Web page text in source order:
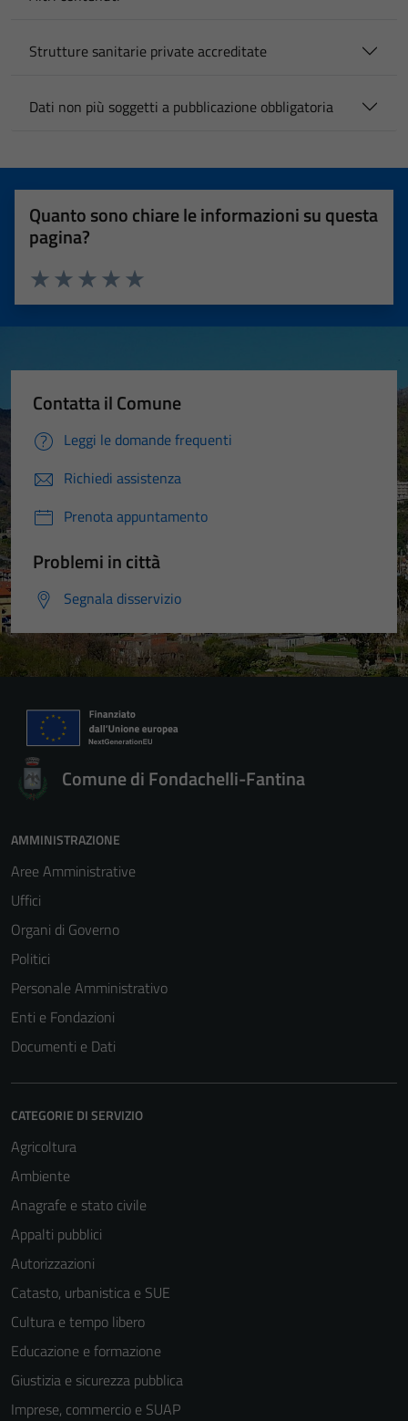
Strutture sanitarie private accreditate
Dati non più soggetti a pubblicazione obbligatoria
Quanto sono chiare le informazioni su questa
pagina?
Valuta 5 stelle su 5
Valuta 4 stelle su 5
Valuta 3 stelle su 5
Valuta 2 stelle su 5
Valuta 1 stelle su 5
Contatta il Comune
Leggi le domande frequenti
Richiedi assistenza
Prenota appuntamento
Problemi in città
Segnala disservizio
Comune di Fondachelli-Fantina
AMMINISTRAZIONE
Aree Amministrative
Uffici
Organi di Governo
Politici
Personale Amministrativo
Enti e Fondazioni
Documenti e Dati
CATEGORIE DI SERVIZIO
Agricoltura
Ambiente
Anagrafe e stato civile
Appalti pubblici
Autorizzazioni
Catasto, urbanistica e SUE
Cultura e tempo libero
Educazione e formazione
Giustizia e sicurezza pubblica
Imprese, commercio e SUAP